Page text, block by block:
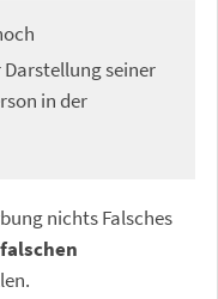
seiner
in der
nichts Falsches
falschen